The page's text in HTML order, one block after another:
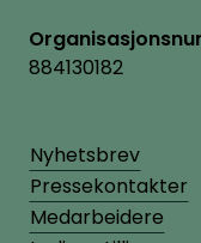
884130182
Nyhetsbrev
Pressekontakter
Medarbeidere